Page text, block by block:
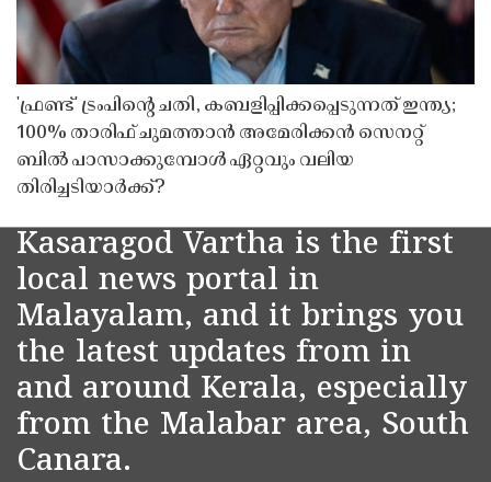
'ഫ്രണ്ട്' ട്രംപിന്റെ ചതി, കബളിപ്പിക്കപ്പെടുന്നത് ഇന്ത്യ;
100% താരിഫ് ചുമത്താൻ അമേരിക്കൻ സെനറ്റ്
ബിൽ പാസാക്കുമ്പോൾ ഏറ്റവും വലിയ
തിരിച്ചടിയാർക്ക്?
Kasaragod Vartha is the first
local news portal in
Malayalam, and it brings you
the latest updates from in
and around Kerala, especially
from the Malabar area, South
Canara.